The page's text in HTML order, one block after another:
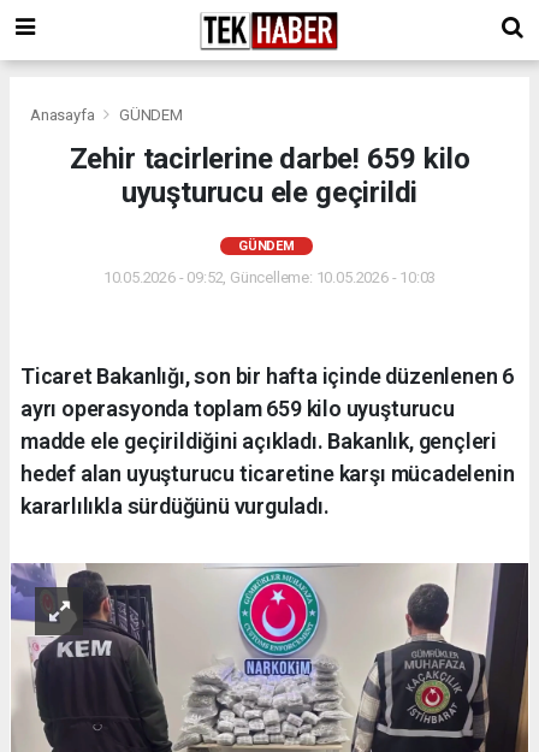
Anasayfa GÜNDEM
Zehir tacirlerine darbe! 659 kilo
uyuşturucu ele geçirildi
GÜNDEM
10.05.2026 - 09:52, Güncelleme: 10.05.2026 - 10:03
Ticaret Bakanlığı, son bir hafta içinde düzenlenen 6
ayrı operasyonda toplam 659 kilo uyuşturucu
madde ele geçirildiğini açıkladı. Bakanlık, gençleri
hedef alan uyuşturucu ticaretine karşı mücadelenin
kararlılıkla sürdüğünü vurguladı.